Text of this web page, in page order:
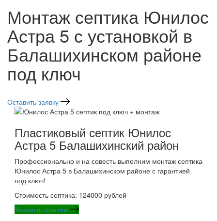
Монтаж септика Юнилос
Астра 5 с установкой в
Балашихинском районе
под ключ
Оставить заявку
Пластиковый септик Юнилос
Астра 5 Балашихинский район
Профессионально и на совесть выполним монтаж септика
Юнилос Астра 5 в Балашихинском районе с гарантией
под ключ!
Стоимость септика: 124000 рублей
Заказать монтаж